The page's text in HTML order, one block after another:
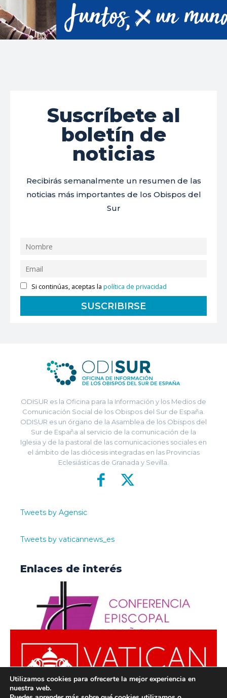
Suscríbete al
boletín de
noticias
Recibirás semanalmente un resumen de las
noticias más importantes de los Obispos del
Sur
Si continúas, aceptas lapolítica de privacidad
ODISUR es la Oficina para la Información y los Medios de
Comunicación Social de los Obispos del Sur de España.
ODISUR es un órgano de la Asamblea de los Obispos del
Sur de España al servicio de la comunicación de la
Iglesia y de la pastoral de las comunicaciones sociales en
el ámbito de las diócesis integradas en las Provincias
Eclesiásticas de Granada y Sevilla.
Tweets by Agensic
Tweets by vaticannews_es
Enlaces de interés
Utilizamos cookies para ofrecerte la mejor experiencia en
nuestra web.